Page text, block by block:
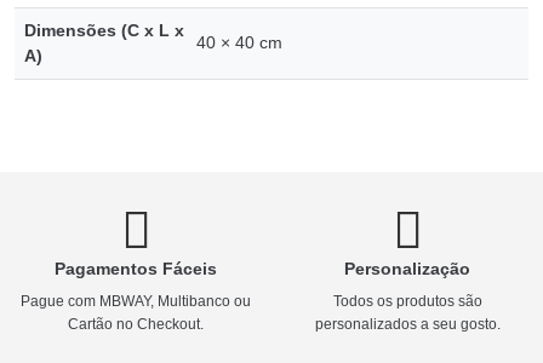
Dimensões (C x L x
A)
40 × 40 cm
Pagamentos Fáceis
Pague com MBWAY, Multibanco ou
Cartão no Checkout.
Personalização
Todos os produtos são
personalizados a seu gosto.